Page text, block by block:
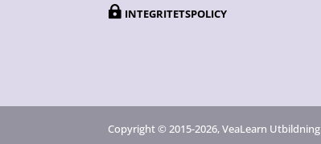
 INTEGRITETSPOLICY
Copyright © 2015-2026, VeaLearn Utbildning